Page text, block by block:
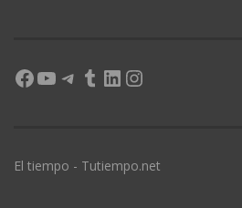
Facebook
YouTube
Telegram
Tumblr
LinkedIn
Instagram
El tiempo - Tutiempo.net